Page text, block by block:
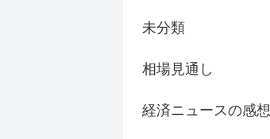
未分類
相場見通し
経済ニュースの感想